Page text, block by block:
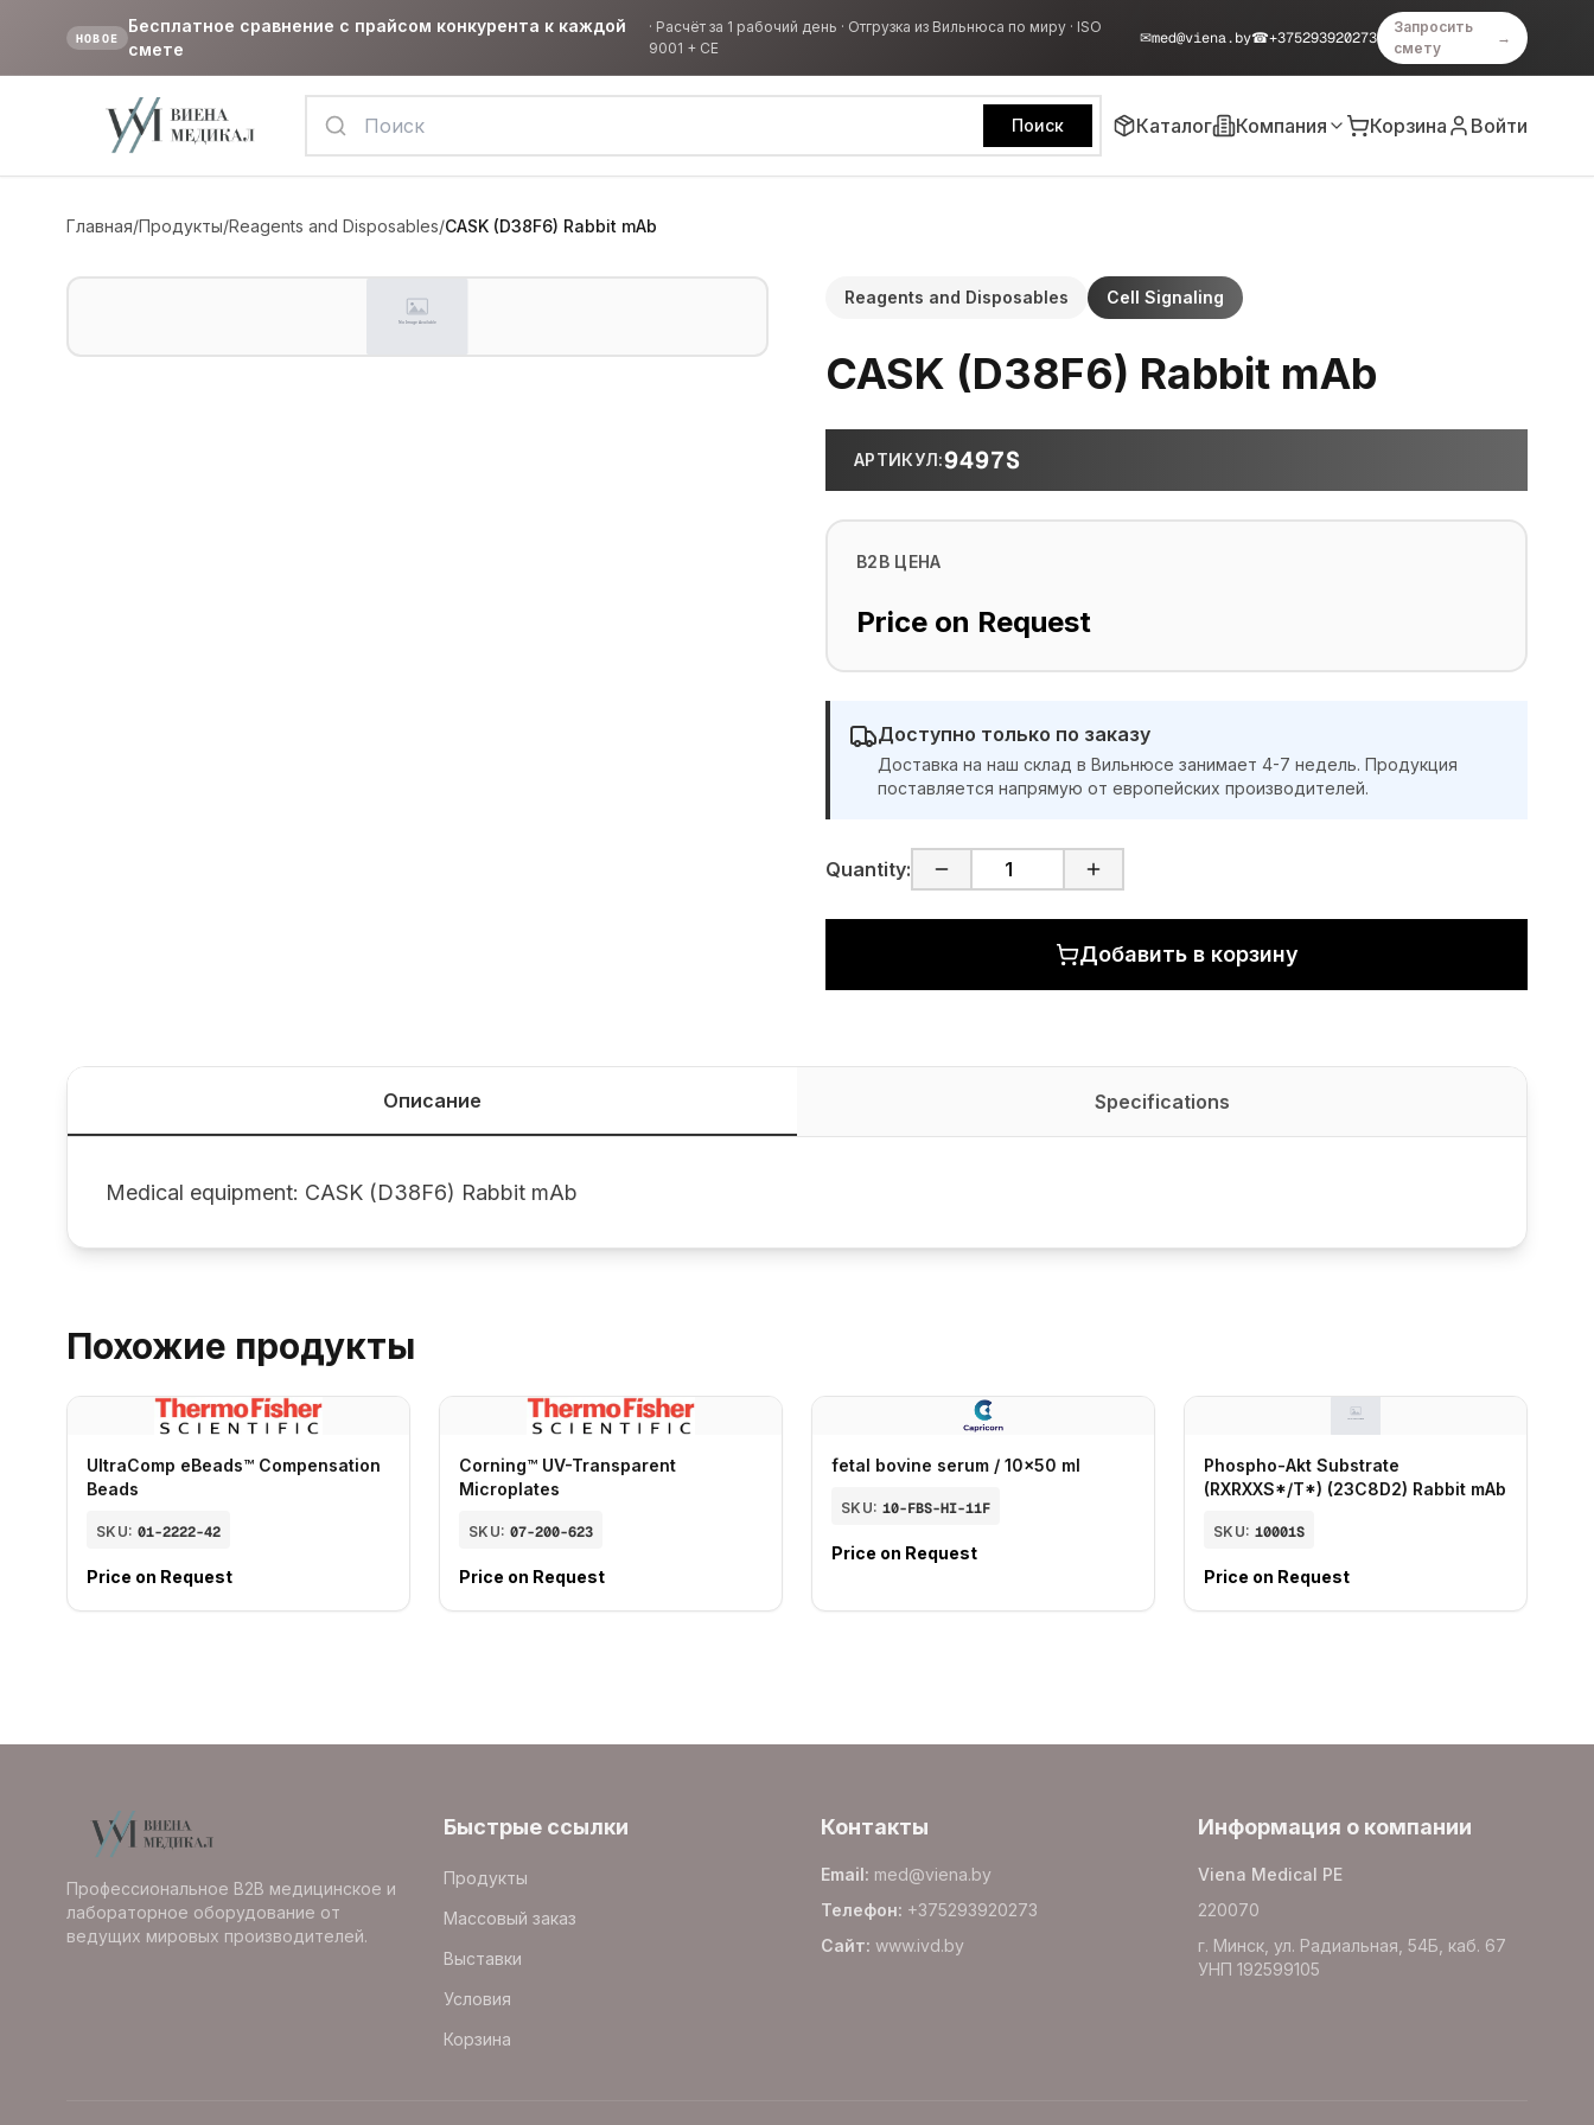
НОВОЕ
Бесплатное сравнение с прайсом конкурента к каждой
смете
· Расчёт за 1 рабочий день · Отгрузка из Вильнюса по миру · ISO
9001 + CE
✉med@viena.by☎+375293920273
Запросить
смету
→
Поиск Каталог Компания Корзина Войти
Главная/Продукты/Reagents and Disposables/CASK (D38F6) Rabbit mAb
Reagents and Disposables Cell Signaling
CASK (D38F6) Rabbit mAb
АРТИКУЛ:9497S
B2B ЦЕНА
Price on Request
Доступно только по заказу
Доставка на наш склад в Вильнюсе занимает 4-7 недель. Продукция
поставляется напрямую от европейских производителей.
Quantity:
Добавить в корзину
Описание Specifications
Medical equipment: CASK (D38F6) Rabbit mAb
Похожие продукты
UltraComp eBeads™ Compensation
Beads
SKU: 01-2222-42
Price on Request
Corning™ UV-Transparent
Microplates
SKU: 07-200-623
Price on Request
fetal bovine serum / 10x50 ml
SKU: 10-FBS-HI-11F
Price on Request
Phospho-Akt Substrate
(RXRXXS*/T*) (23C8D2) Rabbit mAb
SKU: 10001S
Price on Request
Профессиональное B2B медицинское и
лабораторное оборудование от
ведущих мировых производителей.
Быстрые ссылки
Продукты
Массовый заказ
Выставки
Условия
Корзина
Контакты
Email: med@viena.by
Телефон: +375293920273
Сайт: www.ivd.by
Информация о компании
Viena Medical PE
220070
г. Минск, ул. Радиальная, 54Б, каб. 67
УНП 192599105